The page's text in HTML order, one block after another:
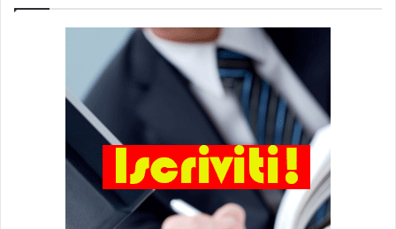
i